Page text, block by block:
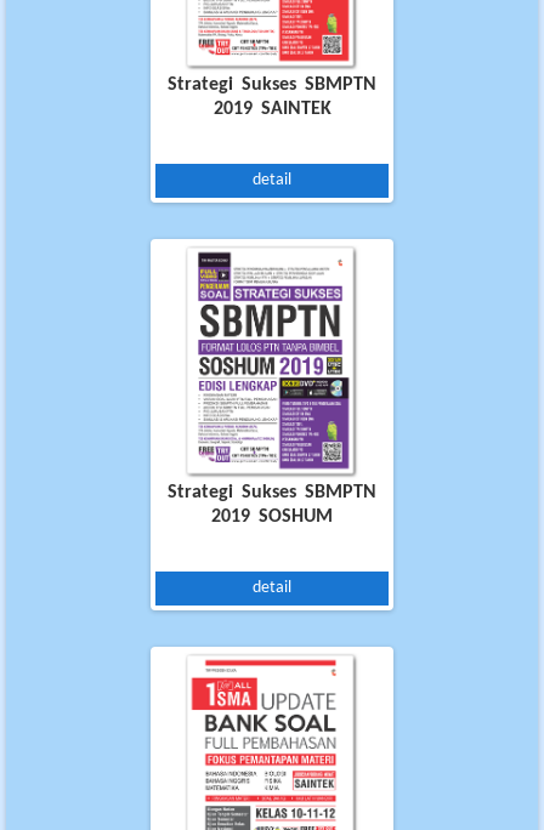
Strategi Sukses SBMPTN
2019 SAINTEK
detail
Strategi Sukses SBMPTN
2019 SOSHUM
detail